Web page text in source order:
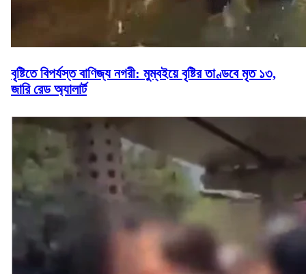
বৃষ্টিতে বিপর্যস্ত বাণিজ্য নগরী: মুম্বইয়ে বৃষ্টির তাণ্ডবে মৃত ১৩,
জারি রেড অ্যালার্ট